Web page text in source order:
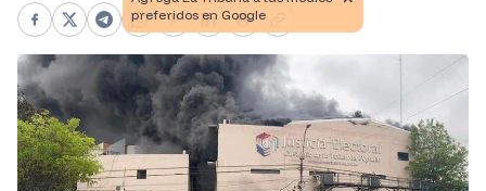
Facebook
X Telegram
WhatsApp
Pinterest
LinkedIn
PrintCopy link